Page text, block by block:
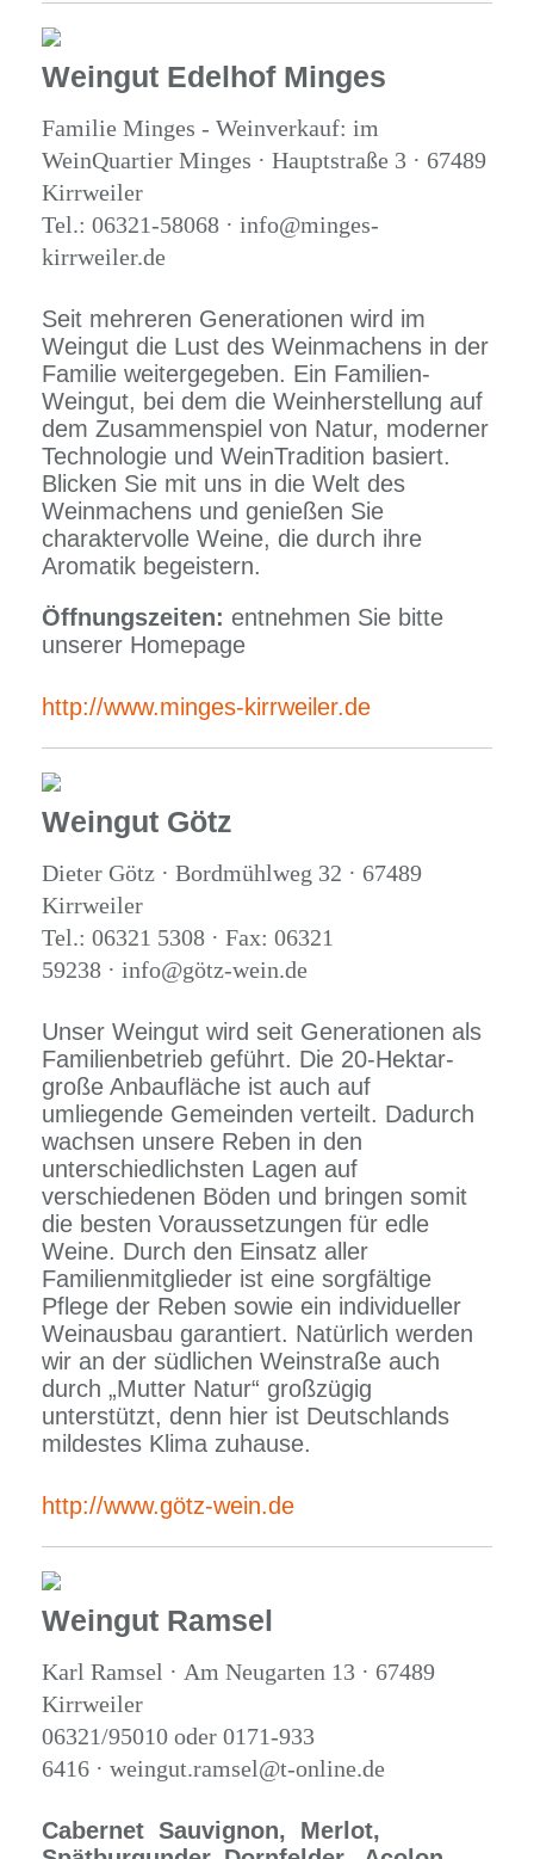
Weingut Edelhof Minges
Familie Minges - Weinverkauf: im
WeinQuartier Minges · Hauptstraße 3 · 67489
Kirrweiler
Tel.: 06321-58068 · info@minges-
kirrweiler.de
Seit mehreren Generationen wird im
Weingut die Lust des Weinmachens in der
Familie weitergegeben. Ein Familien-
Weingut, bei dem die Weinherstellung auf
dem Zusammenspiel von Natur, moderner
Technologie und WeinTradition basiert.
Blicken Sie mit uns in die Welt des
Weinmachens und genießen Sie
charaktervolle Weine, die durch ihre
Aromatik begeistern.
Öffnungszeiten: entnehmen Sie bitte
unserer Homepage
http://www.minges-kirrweiler.de
Weingut Götz
Dieter Götz · Bordmühlweg 32 · 67489
Kirrweiler
Tel.: 06321 5308 · Fax: 06321
59238 · info@götz-wein.de
Unser Weingut wird seit Generationen als
Familienbetrieb geführt. Die 20-Hektar-
große Anbaufläche ist auch auf
umliegende Gemeinden verteilt. Dadurch
wachsen unsere Reben in den
unterschiedlichsten Lagen auf
verschiedenen Böden und bringen somit
die besten Voraussetzungen für edle
Weine. Durch den Einsatz aller
Familienmitglieder ist eine sorgfältige
Pflege der Reben sowie ein individueller
Weinausbau garantiert. Natürlich werden
wir an der südlichen Weinstraße auch
durch „Mutter Natur“ großzügig
unterstützt, denn hier ist Deutschlands
mildestes Klima zuhause.
http://www.götz-wein.de
Weingut Ramsel
Karl Ramsel · Am Neugarten 13 · 67489
Kirrweiler
06321/95010 oder 0171-933
6416 · weingut.ramsel@t-online.de
Cabernet Sauvignon,
Merlot,